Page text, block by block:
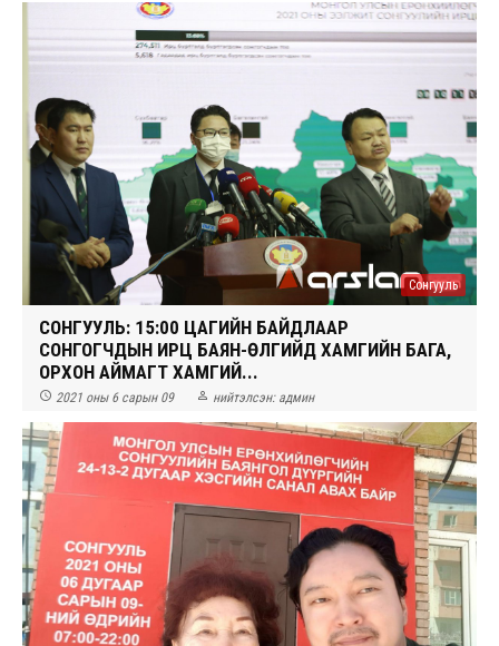
Сонгууль
СОНГУУЛЬ: 15:00 ЦАГИЙН БАЙДЛААР
СОНГОГЧДЫН ИРЦ БАЯН-ӨЛГИЙД ХАМГИЙН БАГА,
ОРХОН АЙМАГТ ХАМГИЙ...
 2021 оны 6 сарын 09  нийтэлсэн: админ